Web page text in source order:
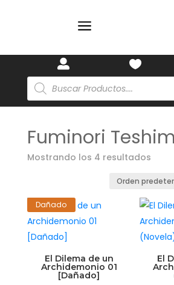
a
 
Búsqueda
de
productos
Fuminori
Mostrando los 4 resultados
Dañado
El Dilema de un
Archidemonio 01
[Dañado]
El